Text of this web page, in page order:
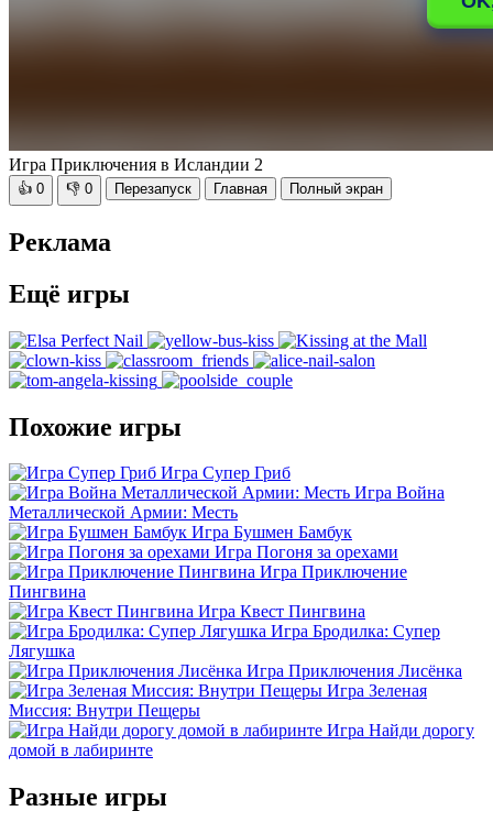
Игра Приключения в Исландии 2
👍 0 👎 0 Перезапуск Главная Полный экран
Реклама
Ещё игры
Похожие игры
Игра Супер Гриб
Игра Война
Металлической Армии: Месть
Игра Бушмен Бамбук
Игра Погоня за орехами
Игра Приключение
Пингвина
Игра Квест Пингвина
Игра Бродилка: Супер
Лягушка
Игра Приключения Лисёнка
Игра Зеленая
Миссия: Внутри Пещеры
Игра Найди дорогу
домой в лабиринте
Разные игры